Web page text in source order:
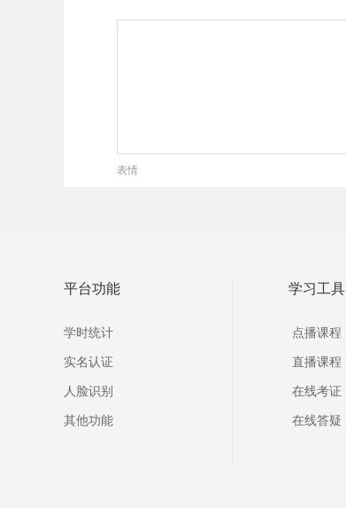
表情
平台功能
学时统计
实名认证
人脸识别
其他功能
学习工具
点播课程
直播课程
在线考证
在线答疑